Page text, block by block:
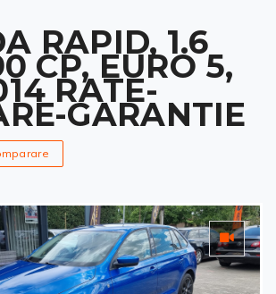
RAPID, 1.6
CP, EURO 5,
RATE-
GARANTIE